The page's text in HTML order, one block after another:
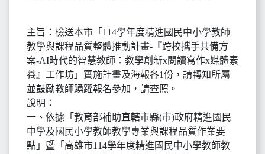
主旨：檢送本市「114學年度精進國民中小學教師
教學與課程品質整體推動計畫-『跨校攜手共備方
案-AI時代的智慧教師：教學創新x閱讀寫作x媒體素
養』工作坊」實施計畫及海報各1份，請轉知所屬
並鼓勵教師踴躍報名參加，請查照。
說明：
一、依據「教育部補助直轄市縣(市)政府精進國民
中學及國民小學教師教學專業與課程品質作業要
點」暨「高雄市114學年度精進國民中小學教師教